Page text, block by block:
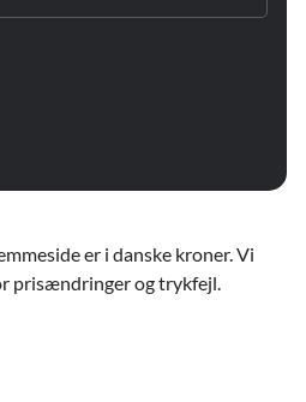
er i danske kroner. Vi
prisændringer og trykfejl.